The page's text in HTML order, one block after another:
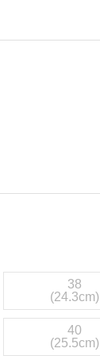
38
(24.3cm)
40
(25.5cm)